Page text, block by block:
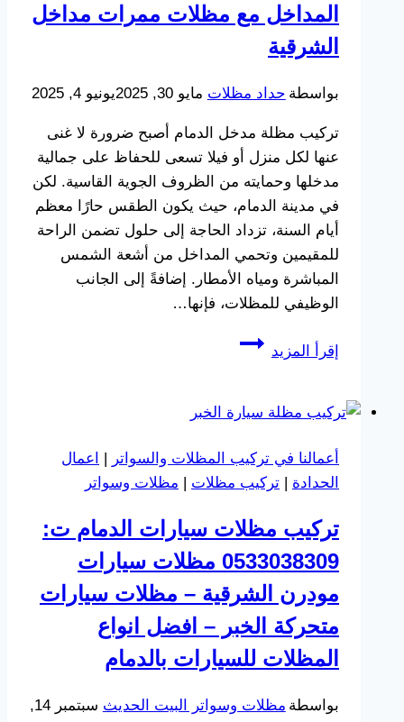
امام
المنزل
الشرقية
وفقاً
البلدية
وبأقل
التكاليف
المداخل مع مظلات ممرات مداخل
الشرقية
بواسطة حداد مظلات مايو 30, 2025 يونيو 4, 2025
تركيب مظلة مدخل الدمام أصبح ضرورة لا غنى
عنها لكل منزل أو فيلا تسعى للحفاظ على جمالية
مدخلها وحمايته من الظروف الجوية القاسية. لكن
في مدينة الدمام، حيث يكون الطقس حارًا معظم
أيام السنة، تزداد الحاجة إلى حلول تضمن الراحة
للمقيمين وتحمي المداخل من أشعة الشمس
المباشرة ومياه الأمطار. إضافةً إلى الجانب
الوظيفي للمظلات، فإنها…
إقرأ المزيد
تركيب
الدمام،
المداخل
مع
ممرات
مداخل
الشرقية
أعمالنا في تركيب المظلات والسواتر
اعمال
الحدادة
تركيب مظلات مظلات وسواتر
تركيب مظلات سيارات الدمام ت:
0533038309 مظلات سيارات
مودرن الشرقية – مظلات سيارات
متحركة الخبر – افضل انواع
المظلات للسيارات بالدمام
بواسطة مظلات وسواتر البيت الحديث
سبتمبر 14,